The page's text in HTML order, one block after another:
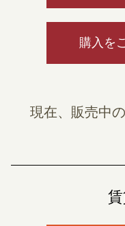
購入を
現在、販売中